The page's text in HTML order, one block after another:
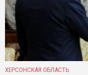
ХЕРСОНСКАЯ ОБЛАСТЬ